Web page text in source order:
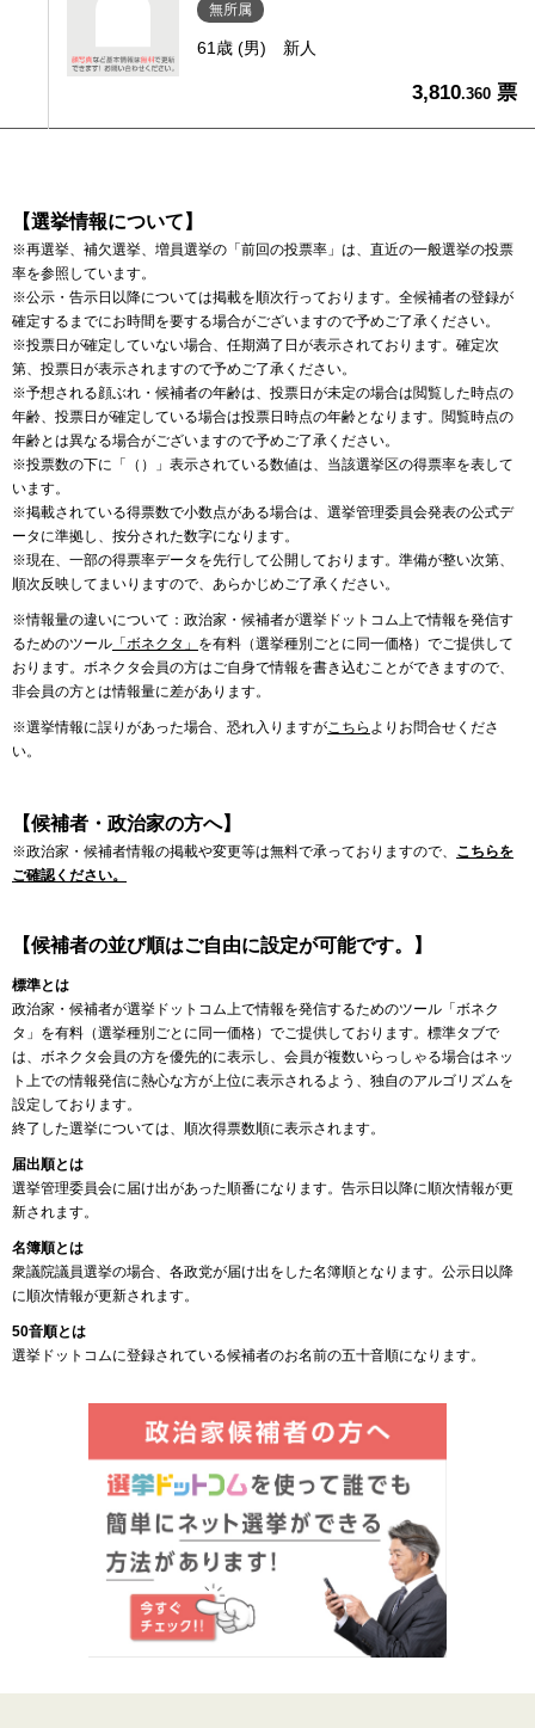
無所属
61歳 (男) 新人
3,810.360 票
【選挙情報について】
※再選挙、補欠選挙、増員選挙の「前回の投票率」は、直近の一般選挙の投票
率を参照しています。
※公示・告示日以降については掲載を順次行っております。全候補者の登録が
確定するまでにお時間を要する場合がございますので予めご了承ください。
※投票日が確定していない場合、任期満了日が表示されております。確定次
第、投票日が表示されますので予めご了承ください。
※予想される顔ぶれ・候補者の年齢は、投票日が未定の場合は閲覧した時点の
年齢、投票日が確定している場合は投票日時点の年齢となります。閲覧時点の
年齢とは異なる場合がございますので予めご了承ください。
※投票数の下に「（）」表示されている数値は、当該選挙区の得票率を表して
います。
※掲載されている得票数で小数点がある場合は、選挙管理委員会発表の公式デ
ータに準拠し、按分された数字になります。
※現在、一部の得票率データを先行して公開しております。準備が整い次第、
順次反映してまいりますので、あらかじめご了承ください。
※情報量の違いについて：政治家・候補者が選挙ドットコム上で情報を発信す
るためのツール 「ボネクタ」 を有料（選挙種別ごとに同一価格）でご提供して
おります。ボネクタ会員の方はご自身で情報を書き込むことができますので、
非会員の方とは情報量に差があります。
※選挙情報に誤りがあった場合、恐れ入りますがこちら よりお問合せくださ
い。
【候補者・政治家の方へ】
※政治家・候補者情報の掲載や変更等は無料で承っておりますので、 こちらを
ご確認ください。
【候補者の並び順はご自由に設定が可能です。】
標準とは
政治家・候補者が選挙ドットコム上で情報を発信するためのツール「ボネク
タ」を有料（選挙種別ごとに同一価格）でご提供しております。標準タブで
は、ボネクタ会員の方を優先的に表示し、会員が複数いらっしゃる場合はネッ
ト上での情報発信に熱心な方が上位に表示されるよう、独自のアルゴリズムを
設定しております。
終了した選挙については、順次得票数順に表示されます。
届出順とは
選挙管理委員会に届け出があった順番になります。告示日以降に順次情報が更
新されます。
名簿順とは
衆議院議員選挙の場合、各政党が届け出をした名簿順となります。公示日以降
に順次情報が更新されます。
50音順とは
選挙ドットコムに登録されている候補者のお名前の五十音順になります。